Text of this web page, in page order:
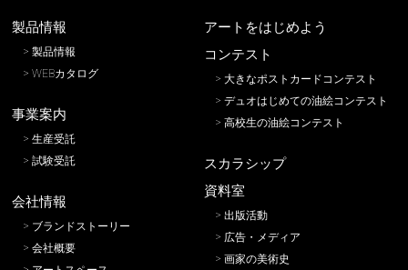
製品情報
製品情報
WEBカタログ
事業案内
生産受託
試験受託
会社情報
ブランドストーリー
会社概要
アートをはじめよう
コンテスト
大きなポストカードコンテスト
デュオはじめての油絵コンテスト
高校生の油絵コンテスト
スカラシップ
資料室
出版活動
広告・メディア
画家の美術史